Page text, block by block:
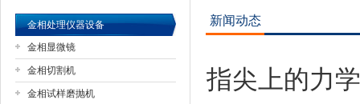
公司名称
金相处理仪器设备
金相显微镜
金相切割机
金相试样磨抛机
新闻动态
指尖上的力